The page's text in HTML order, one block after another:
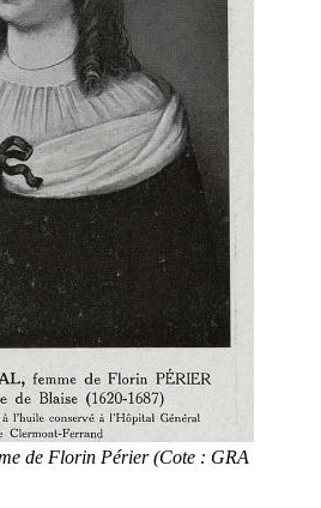
de Florin Périer (Cote : GRA